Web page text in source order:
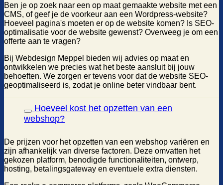
Ben je op zoek naar een op maat gemaakte website met een
CMS, of geef je de voorkeur aan een Wordpress-website?
Hoeveel pagina's moeten er op de website komen? Is SEO-
optimalisatie voor de website gewenst? Overweeg je om een
offerte aan te vragen?
Bij Webdesign Meppel bieden wij advies op maat en
ontwikkelen we precies wat het beste aansluit bij jouw
behoeften. We zorgen er tevens voor dat de website SEO-
geoptimaliseerd is, zodat je online beter vindbaar bent.
Hoeveel kost het opzetten van een
webshop?
De prijzen voor het opzetten van een webshop variëren en
zijn afhankelijk van diverse factoren. Deze omvatten het
gekozen platform, benodigde functionaliteiten, ontwerp,
hosting, betalingsgateway en eventuele extra diensten.